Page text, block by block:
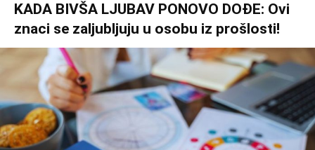
KADA BIVŠA LJUBAV PONOVO DOĐE: Ovi
znaci se zaljubljuju u osobu iz prošlosti!